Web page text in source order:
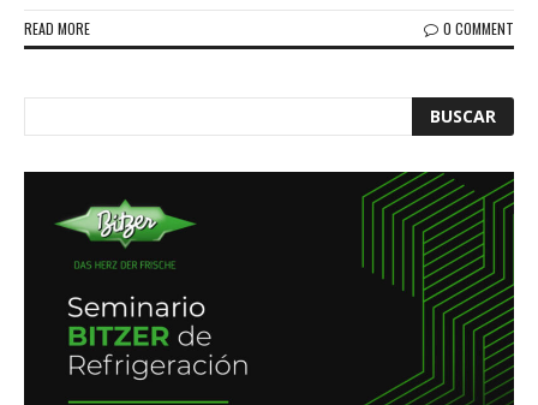
READ MORE 0 COMMENT